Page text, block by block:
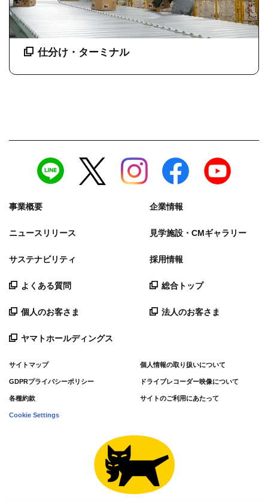
仕分け・ターミナル
事業概要 企業情報
ニュースリリース 見学施設・CMギャラリー
サステナビリティ 採用情報
よくある質問 総合トップ
個人のお客さま 法人のお客さま
ヤマトホールディングス
サイトマップ 個人情報の取り扱いについて
GDPRプライバシーポリシー ドライブレコーダー映像について
各種約款 サイトのご利用にあたって
Cookie Settings